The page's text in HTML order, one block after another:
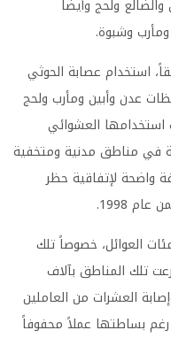
والضالع ولحج وأيضا
وشبوة.
استخدام عصابة الحوثي
عدن وأبين ومأرب ولحج
هذا بخلاف استخدامها العشوائي
في مناطق مدنية ومتخفية
واضحة لإتفاقية حظر
العوائل، خصوصاً تلك
تلك المناطق بآلاف
العشرات من العاملين
بساطتها عملاً محفوفاً